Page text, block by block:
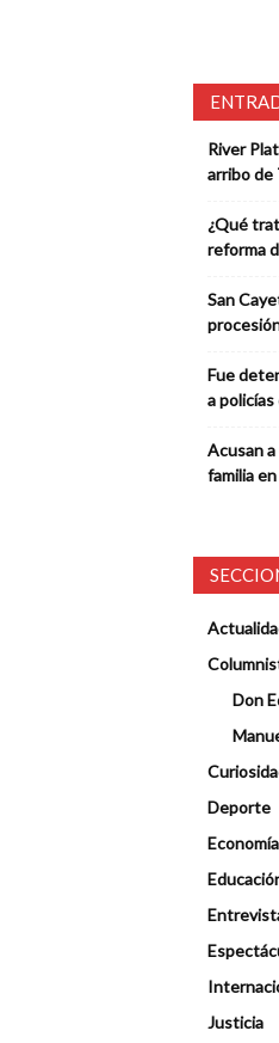
River
arribo de
¿Qué
reforma
San
Fue
a
Acusan
familia
Don
Deporte
Economía
Justicia